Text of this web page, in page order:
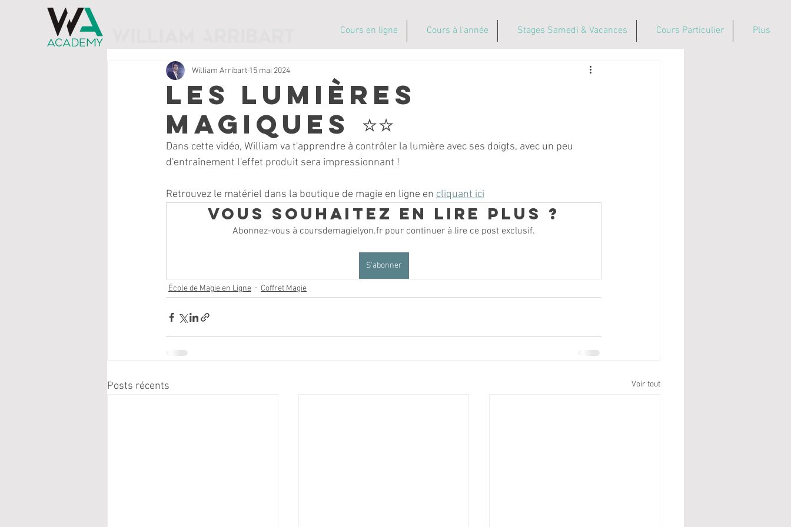
Cours en ligne Cours à l'année Stages Samedi & Vacances Cours Particulier Plus
Les Lumières
magiques ⭐️⭐️
William Arribart 15 mai 2024
Dans cette vidéo, William va t'apprendre à contrôler la lumière avec ses doigts, avec un peu
d'entraînement l'effet produit sera impressionnant !
Retrouvez le matériel dans la boutique de magie en ligne en cliquant ici
Vous souhaitez en lire plus ?
Abonnez-vous à coursdemagielyon.fr pour continuer à lire ce post exclusif.
S'abonner
École de Magie en Ligne Coffret Magie
Posts récents Voir tout